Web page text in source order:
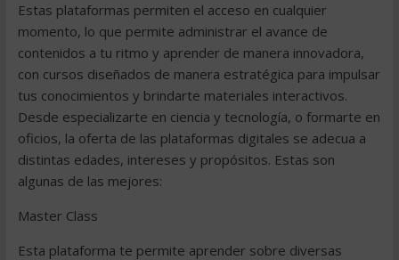
Estas plataformas permiten el acceso en cualquier
momento, lo que permite administrar el avance de
contenidos a tu ritmo y aprender de manera innovadora,
con cursos diseñados de manera estratégica para impulsar
tus conocimientos y brindarte materiales interactivos.
Desde especializarte en ciencia y tecnología, o formarte en
oficios, la oferta de las plataformas digitales se adecua a
distintas edades, intereses y propósitos. Estas son
algunas de las mejores:
Master Class
Esta plataforma te permite aprender sobre diversas